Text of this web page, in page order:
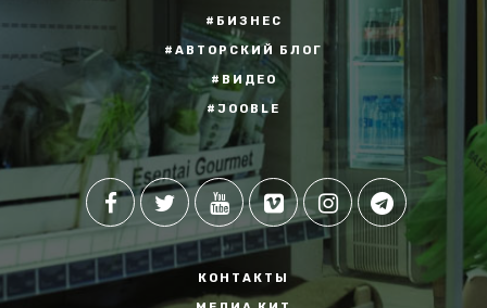
#БИЗНЕС
#АВТОРСКИЙ БЛОГ
#ВИДЕО
#JOOBLE
КОНТАКТЫ